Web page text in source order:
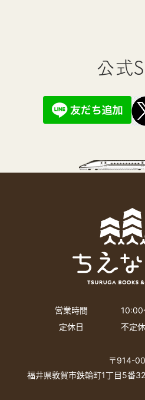
公式
営業時間
10:00
定休日
不定
〒914-
福井県敦賀市鉄輪町1丁目5番